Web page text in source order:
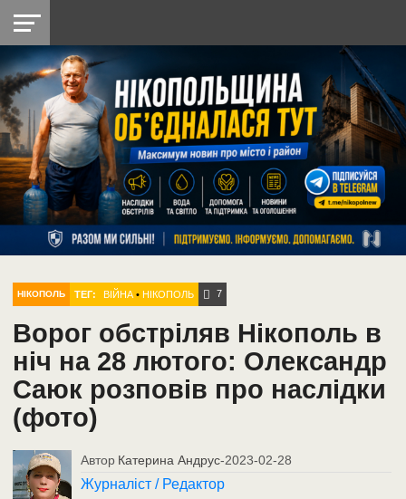
НІКОПОЛЬ
РАЙОН
СІЧЕСЛАВСЬКА
УКРАЇНА
РЕТРО
НІКОПОЛЬ
ЛАЙТ
УКРАЇНА
ДОПОМОГА
РАДІО
НІКОПОЛЬ ТЕГ: ВІЙНА •НІКОПОЛЬ 7
Ворог обстріляв Нікополь в
ніч на 28 лютого: Олександр
Саюк розповів про наслідки
(фото)
Автор Катерина Андрус-2023-02-28
Журналіст / Редактор